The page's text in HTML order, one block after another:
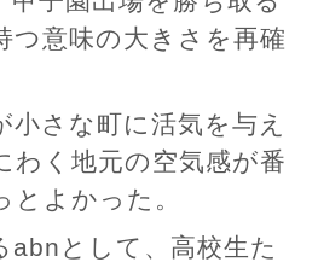
つ意味の大きさを再確
小さな町に活気を与え
わく地元の空気感が番
よかった。
abnとして、高校生た